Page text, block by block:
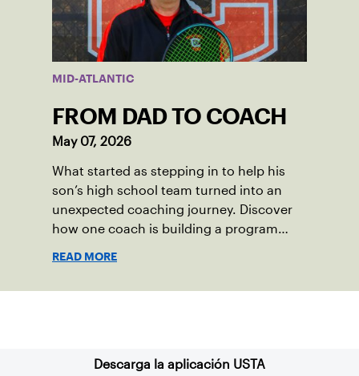
MID-ATLANTIC
FROM DAD TO COACH
May 07, 2026
What started as stepping in to help his
son’s high school team turned into an
unexpected coaching journey. Discover
how one coach is building a program
READ MORE
Descarga la aplicación USTA